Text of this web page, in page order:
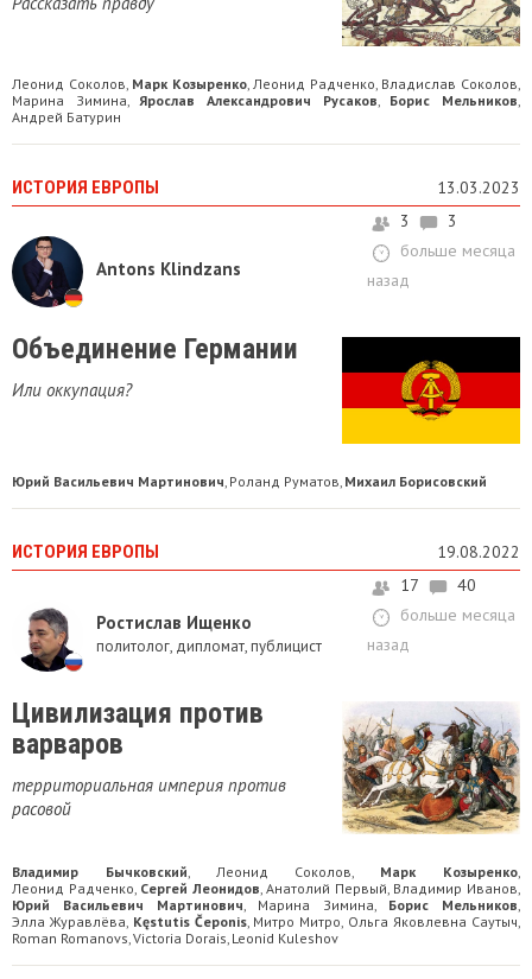
Леонид Соколов Марк Козыренко Леонид Радченко Владислав Соколов
Марина Зимина Ярослав Александрович Русаков Борис Мельников
Андрей Батурин
ИСТОРИЯ ЕВРОПЫ 13.03.2023
Antons Klindzans
3
3
больше месяца
назад
Объединение Германии
Или оккупация?
Юрий Васильевич Мартинович Роланд Руматов Михаил Борисовский
ИСТОРИЯ ЕВРОПЫ 19.08.2022
Ростислав Ищенко
политолог, дипломат, публицист
17
40
больше месяца
назад
Цивилизация против
варваров
территориальная империя против
расовой
Владимир Бычковский, Леонид Соколов, Марк Козыренко,
Леонид Радченко, Сергей Леонидов, Анатолий Первый, Владимир Иванов,
Юрий Васильевич Мартинович, Марина Зимина, Борис Мельников,
Элла Журавлёва, Kęstutis Čeponis, Митро Митро, Ольга Яковлевна Саутыч,
Roman Romanovs,Victoria Dorais, Leonid Kuleshov